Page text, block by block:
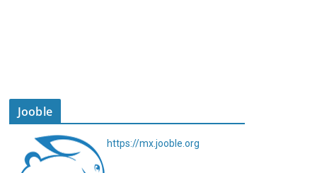
Jooble
https://mx.jooble.org